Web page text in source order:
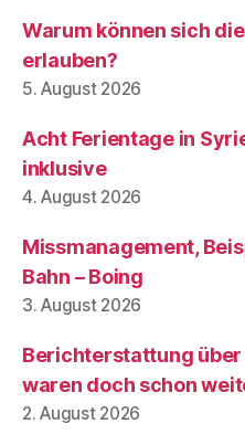
Warum können sich
erlauben?
5. August 2026
Acht Ferientage in
inklusive
4. August 2026
Missmanagement,
Bahn – Boing
3. August 2026
Berichterstattung über
waren doch schon
2. August 2026